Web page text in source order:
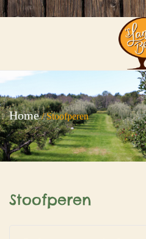
Home/Stoofperen
Stoofperen